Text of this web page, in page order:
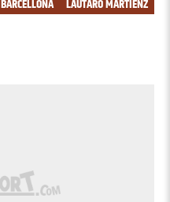
LAUTARO MARTIENZ
BARCELLONA